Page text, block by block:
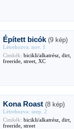
Épített bicók (9 kép)
Létrehozva: nov. 1
Cimkék: bicikli/alkatrész, dirt,
freeride, street, XC
Kona Roast (8 kép)
Létrehozva: szep. 2
Cimkék: bicikli/alkatrész, dirt,
freeride, street